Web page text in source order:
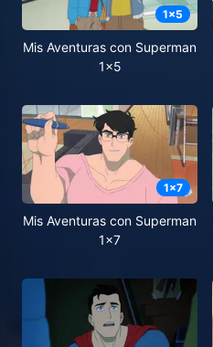
1x5
Mis Aventuras con Superman
1x5
1x7
Mis Aventuras con Superman
1x7